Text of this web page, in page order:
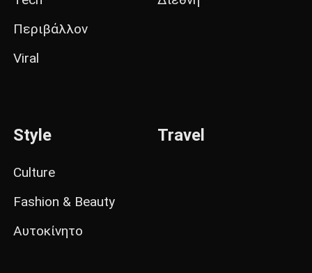
Περιβάλλον
Viral
Style
Culture
Fashion & Beauty
Αυτοκίνητο
Travel